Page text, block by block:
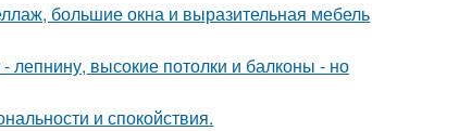
большие окна и выразительная мебель
лепнину, высокие потолки и балконы - но
и спокойствия.